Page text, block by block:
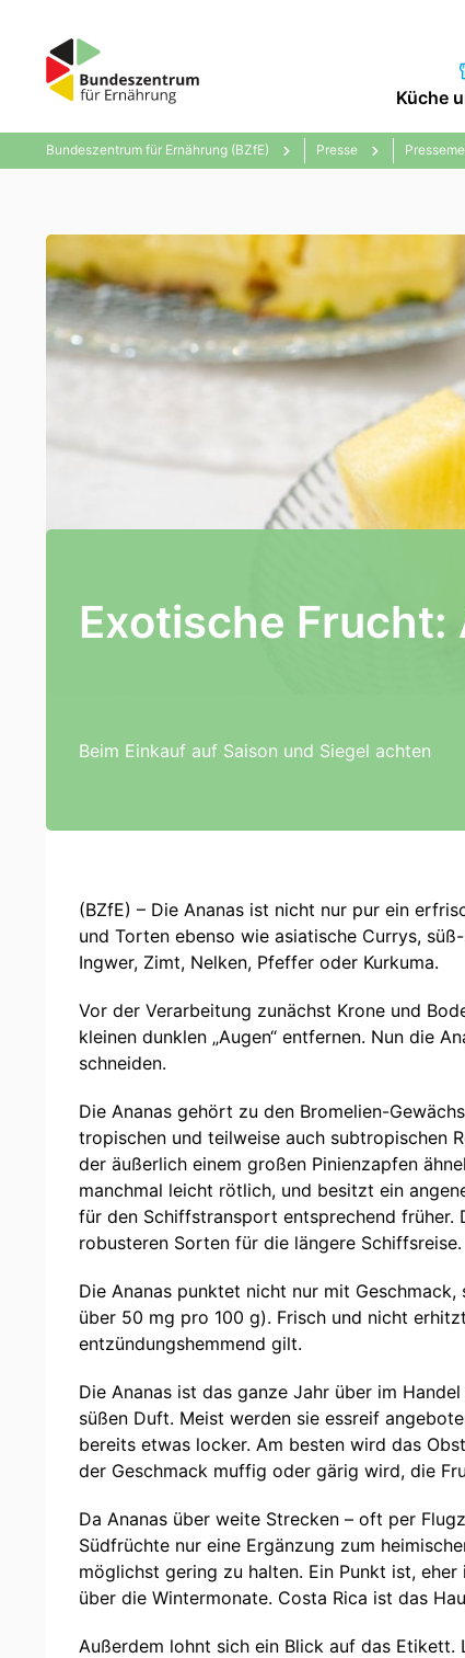
Küche
Bundeszentrum für Ernährung (BZfE) Presse
Exotische Frucht:
Beim Einkauf auf Saison und Siegel achten
(BZfE) – Die Ananas ist nicht nur pur ein
und Torten ebenso wie asiatische Currys,
Ingwer, Zimt, Nelken, Pfeffer oder Kurkuma.
Vor der Verarbeitung zunächst Krone und
kleinen dunklen „Augen“ entfernen. Nun die
schneiden.
Die Ananas gehört zu den Bromelien-
tropischen und teilweise auch subtropischen
der äußerlich einem großen Pinienzapfen
manchmal leicht rötlich, und besitzt ein
für den Schiffstransport entsprechend früher.
robusteren Sorten für die längere Schiffsreise.
Die Ananas punktet nicht nur mit
über 50 mg pro 100 g). Frisch und nicht
entzündungshemmend gilt.
Die Ananas ist das ganze Jahr über im
süßen Duft. Meist werden sie essreif
bereits etwas locker. Am besten wird das
der Geschmack muffig oder gärig wird, die
Da Ananas über weite Strecken – oft per
Südfrüchte nur eine Ergänzung zum
möglichst gering zu halten. Ein Punkt ist,
über die Wintermonate. Costa Rica ist das
Außerdem lohnt sich ein Blick auf das Etikett.